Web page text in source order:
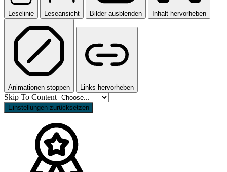
Leselinie Leseansicht Bilder ausblenden Inhalt hervorheben
Animationen stoppen Links hervorheben
Skip To Content
Einstellungen zurücksetzen